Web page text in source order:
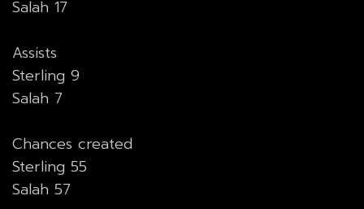
Salah 17
Assists
Sterling 9
Salah 7
Chances created
Sterling 55
Salah 57